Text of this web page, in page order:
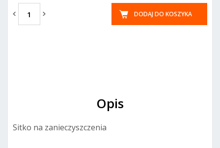
DODAJ DO KOSZYKA
Opis
Sitko na zanieczyszczenia